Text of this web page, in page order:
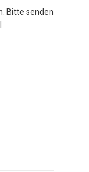
Bitte senden